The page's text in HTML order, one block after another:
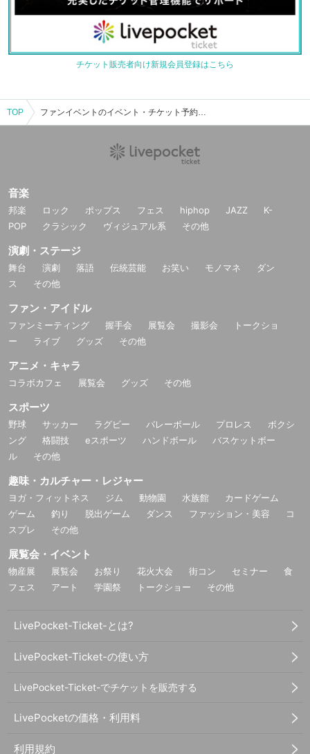
チケット販売者向け新規会員登録はこちら
TOP ファンイベントのイベント・チケット予約・購入・販売情報一覧
音楽
邦楽 ロック ポップス フェス hiphop JAZZ
K-
POP
クラシック ヴィジュアル系 その他
演劇・ステージ
舞台 演劇 落語 伝統芸能 お笑い モノマネ
ダン
ス
その他
ファン・アイドル
ファンミーティング 握手会 展覧会 撮影会
トークショ
ー
ライブ グッズ その他
アニメ・キャラ
コラボカフェ 展覧会 グッズ その他
スポーツ
野球 サッカー ラグビー バレーボール プロレス
ボクシ
ング
格闘技 eスポーツ ハンドボール
バスケットボー
ル
その他
趣味・カルチャー・レジャー
ヨガ・フィットネス ジム 動物園 水族館
カードゲーム
ゲーム
釣り 脱出ゲーム ダンス ファッション・美容
コ
スプレ
その他
展覧会・イベント
物産展 展覧会 お祭り 花火大会 街コン セミナー
食
フェス
アート 学園祭 トークショー その他
LivePocket-Ticket-とは?
LivePocket-Ticket-の使い方
LivePocket-Ticket-でチケットを販売する
LivePocketの価格・利用料
利用規約